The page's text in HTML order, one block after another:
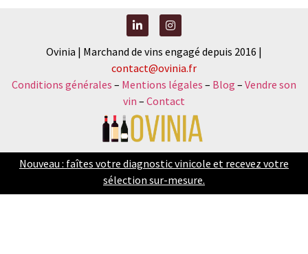
Ovinia | Marchand de vins engagé depuis 2016 |
contact@ovinia.fr
Conditions générales – Mentions légales – Blog – Vendre son
vin – Contact
Nouveau : faîtes votre diagnostic vinicole et recevez votre
sélection sur-mesure.